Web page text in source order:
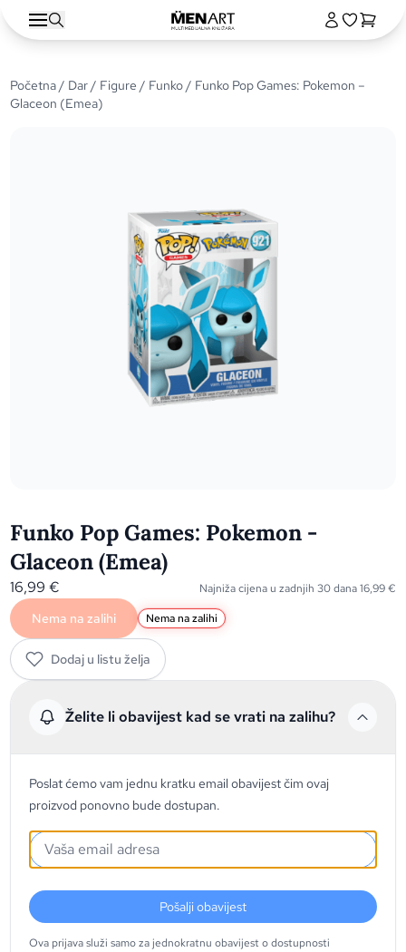
Početna/ Dar/ Figure / Funko/ Funko Pop Games: Pokemon –
Glaceon (Emea)
Funko Pop Games: Pokemon -
Glaceon (Emea)
16,99€ Najniža cijena u zadnjih 30 dana16,99€
Nema na zalihi Nema na zalihi
Dodaj u listu želja
Želite li obavijest kad se vrati na zalihu?
Poslat ćemo vam jednu kratku email obavijest čim ovaj
proizvod ponovno bude dostupan.
Pošalji obavijest
Ova prijava služi samo za jednokratnu obavijest o dostupnosti